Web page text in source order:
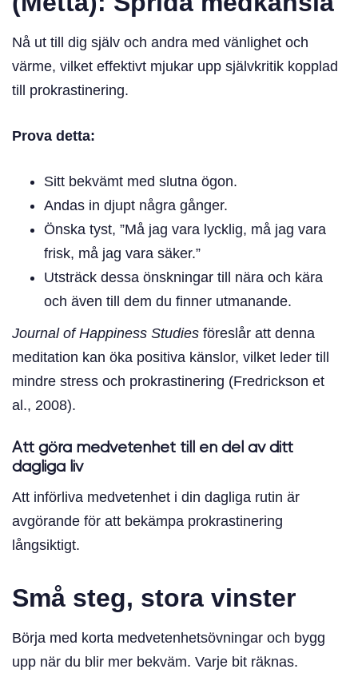
Nå ut till dig själv och andra med vänlighet och
värme, vilket effektivt mjukar upp självkritik kopplad
till prokrastinering.
Prova detta:
Sitt bekvämt med slutna ögon.
Andas in djupt några gånger.
Önska tyst, ”Må jag vara lycklig, må jag vara
frisk, må jag vara säker.”
Utsträck dessa önskningar till nära och kära
och även till dem du finner utmanande.
Journal of Happiness Studies föreslår att denna
meditation kan öka positiva känslor, vilket leder till
mindre stress och prokrastinering (Fredrickson et
al., 2008).
Att göra medvetenhet till en del av ditt
dagliga liv
Att införliva medvetenhet i din dagliga rutin är
avgörande för att bekämpa prokrastinering
långsiktigt.
Små steg, stora vinster
Börja med korta medvetenhetsövningar och bygg
upp när du blir mer bekväm. Varje bit räknas.